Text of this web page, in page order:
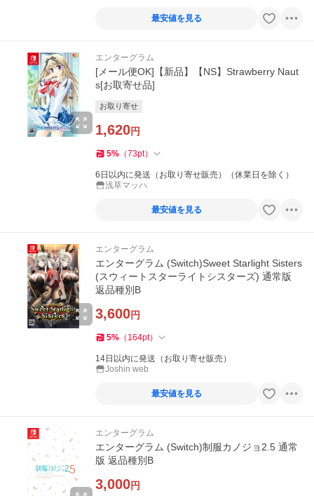
最安値を見る
エンターグラム
[メール便OK]【新品】【NS】Strawberry Naut
s[お取寄せ品]
お取り寄せ
1,620円
5% （73pt）
6日以内に発送（お取り寄せ販売）（休業日を除く）
浅草マッハ
最安値を見る
エンターグラム
エンターグラム (Switch)Sweet Starlight Sisters
(スウィートスターライトシスターズ) 通常版
返品種別B
3,600円
5% （ 164pt）
14日以内に発送（お取り寄せ販売）
Joshin web
最安値を見る
エンターグラム
エンターグラム (Switch)制服カノジョ2.5 通常
版 返品種別B
3,000円